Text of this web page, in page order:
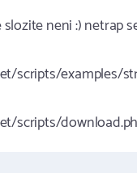
neni :) netrap
scripts/examples/
scripts/